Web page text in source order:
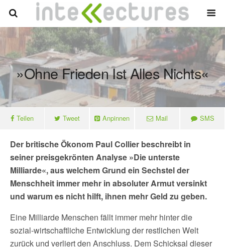
»Ohne Frieden Ist Alles Nichts«
Teilen Tweet Anpinnen Mail SMS
Der britische Ökonom Paul Collier beschreibt in
seiner preisgekrönten Analyse »Die unterste
Milliarde«, aus welchem Grund ein Sechstel der
Menschheit immer mehr in absoluter Armut versinkt
und warum es nicht hilft, ihnen mehr Geld zu geben.
Eine Milliarde Menschen fällt immer mehr hinter die
sozial-wirtschaftliche Entwicklung der restlichen Welt
zurück und verliert den Anschluss. Dem Schicksal dieser